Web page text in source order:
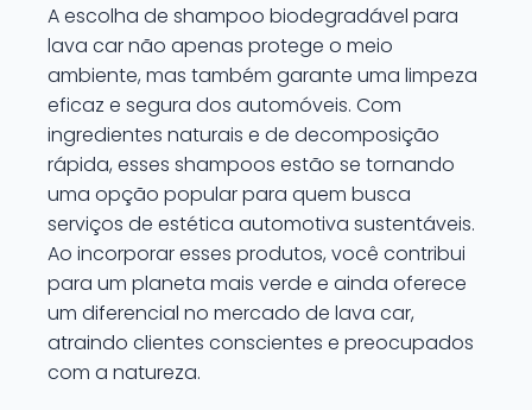
A escolha de shampoo biodegradável para
lava car não apenas protege o meio
ambiente, mas também garante uma limpeza
eficaz e segura dos automóveis. Com
ingredientes naturais e de decomposição
rápida, esses shampoos estão se tornando
uma opção popular para quem busca
serviços de estética automotiva sustentáveis.
Ao incorporar esses produtos, você contribui
para um planeta mais verde e ainda oferece
um diferencial no mercado de lava car,
atraindo clientes conscientes e preocupados
com a natureza.